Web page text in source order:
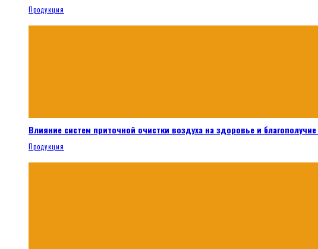
Продукция
Влияние систем приточной очистки воздуха на здоровье и
Продукция